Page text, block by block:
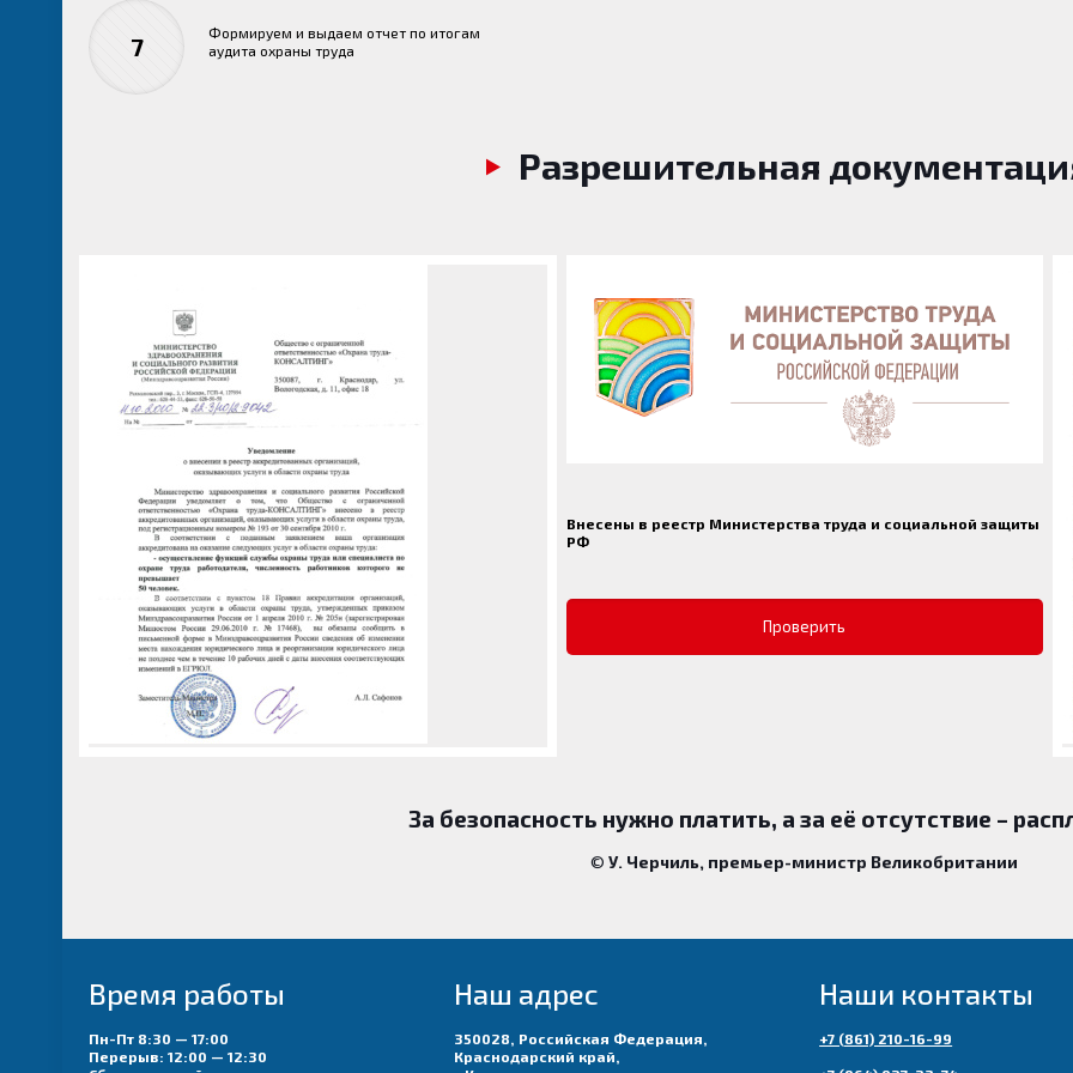
7
Формируем и выдаем отчет по итогам
аудита охраны труда
Разрешительная
Внесены в реестр Министерства труда и социальной защиты
РФ
Проверить
За безопасность нужно платить, а за её отсутствие –
© У. Черчиль, премьер-министр Великобритании
Время работы
Пн-Пт 8:30 — 17:00
Перерыв: 12:00 — 12:30
Наш адрес
350028, Российская Федерация,
Краснодарский край,
Наши контакты
+7 (861) 210-16-99